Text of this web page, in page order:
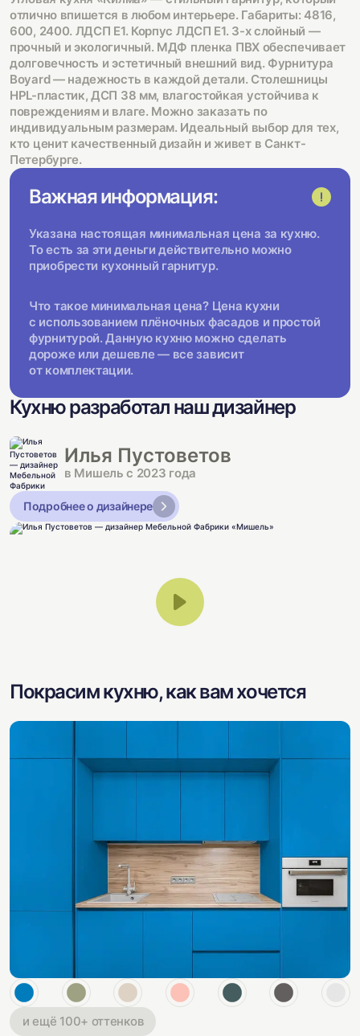
отлично впишется в любом интерьере. Габариты: 4816,
600, 2400. ЛДСП Е1. Корпус ЛДСП Е1. 3-х слойный —
прочный и экологичный. МДФ пленка ПВХ обеспечивает
долговечность и эстетичный внешний вид. Фурнитура
Boyard — надежность в каждой детали. Столешницы
HPL-пластик, ДСП 38 мм, влагостойкая устойчива к
повреждениям и влаге. Можно заказать по
индивидуальным размерам. Идеальный выбор для тех,
кто ценит качественный дизайн и живет в Санкт-
Петербурге.
Важная информация:
Указана настоящая минимальная цена за кухню.
То есть за эти деньги действительно можно
приобрести кухонный гарнитур.
Что такое минимальная цена? Цена кухни
с использованием плёночных фасадов и простой
фурнитурой. Данную кухню можно сделать
дороже или дешевле — все зависит
от комплектации.
Кухню разработал наш дизайнер
Илья Пустоветов
в Мишель с 2023 года
Подробнее о дизайнере
Покрасим кухню, как вам хочется
и ещё 100+ оттенков